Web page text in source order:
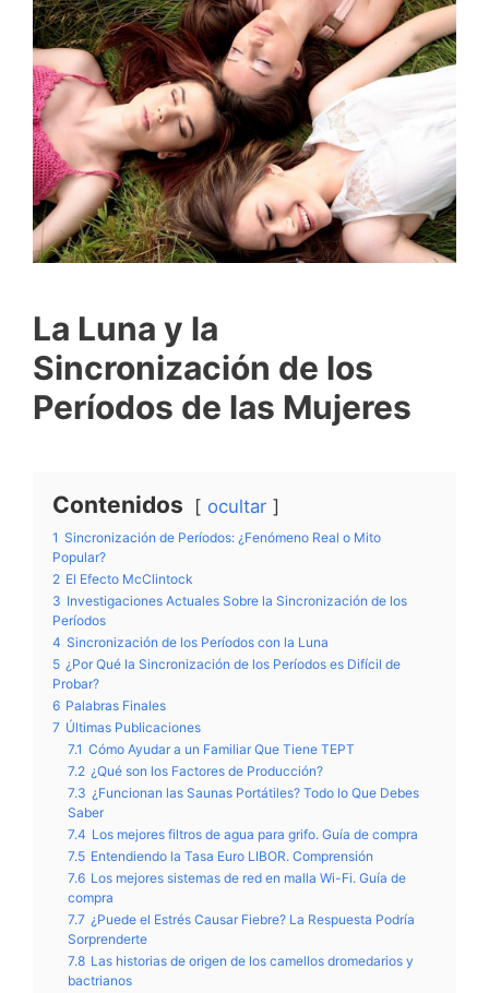
La Luna y la
Sincronización de los
Períodos de las Mujeres
Contenidos ocultar
1 Sincronización de Períodos: ¿Fenómeno Real o Mito
Popular?
2 El Efecto McClintock
3 Investigaciones Actuales Sobre la Sincronización de los
Períodos
4 Sincronización de los Períodos con la Luna
5 ¿Por Qué la Sincronización de los Períodos es Difícil de
Probar?
6 Palabras Finales
7 Últimas Publicaciones
7.1 Cómo Ayudar a un Familiar Que Tiene TEPT
7.2 ¿Qué son los Factores de Producción?
7.3 ¿Funcionan las Saunas Portátiles? Todo lo Que Debes
Saber
7.4 Los mejores filtros de agua para grifo. Guía de compra
7.5 Entendiendo la Tasa Euro LIBOR. Comprensión
7.6 Los mejores sistemas de red en malla Wi-Fi. Guía de
compra
7.7 ¿Puede el Estrés Causar Fiebre? La Respuesta Podría
Sorprenderte
7.8 Las historias de origen de los camellos dromedarios y
bactrianos